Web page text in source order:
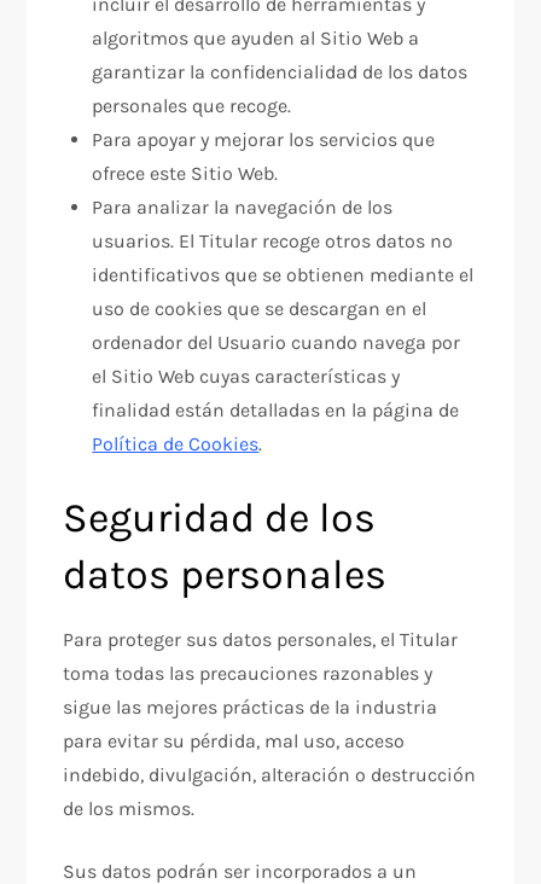
algoritmos que ayuden al Sitio Web a
garantizar la confidencialidad de los datos
personales que recoge.
Para apoyar y mejorar los servicios que
ofrece este Sitio Web.
Para analizar la navegación de los
usuarios. El Titular recoge otros datos no
identificativos que se obtienen mediante el
uso de cookies que se descargan en el
ordenador del Usuario cuando navega por
el Sitio Web cuyas características y
finalidad están detalladas en la página de
Política de Cookies.
Seguridad de los
datos personales
Para proteger sus datos personales, el Titular
toma todas las precauciones razonables y
sigue las mejores prácticas de la industria
para evitar su pérdida, mal uso, acceso
indebido, divulgación, alteración o destrucción
de los mismos.
Sus datos podrán ser incorporados a un